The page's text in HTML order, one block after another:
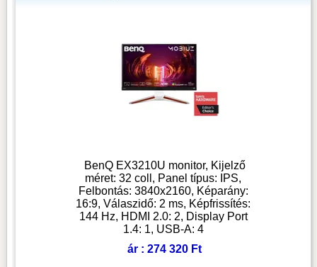
BenQ EX3210U monitor, Kijelző
méret: 32 coll, Panel típus: IPS,
Felbontás: 3840x2160, Képarány:
16:9, Válaszidő: 2 ms, Képfrissítés:
144 Hz, HDMI 2.0: 2, Display Port
1.4: 1, USB-A: 4
ár : 274 320 Ft